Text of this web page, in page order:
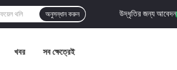
উদ্ধৃতির জন্য আবেদন
অনুসন্ধান করুন
খবর সব ক্ষেত্রেই